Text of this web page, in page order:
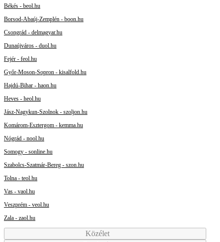
Békés - beol.hu
Borsod-Abaúj-Zemplén - boon.hu
Csongrád - delmagyar.hu
Dunaújváros - duol.hu
Fejér - feol.hu
Győr-Moson-Sopron - kisalfold.hu
Hajdú-Bihar - haon.hu
Heves - heol.hu
Jász-Nagykun-Szolnok - szoljon.hu
Komárom-Esztergom - kemma.hu
Nógrád - nool.hu
Somogy - sonline.hu
Szabolcs-Szatmár-Bereg - szon.hu
Tolna - teol.hu
Vas - vaol.hu
Veszprém - veol.hu
Zala - zaol.hu
Közélet